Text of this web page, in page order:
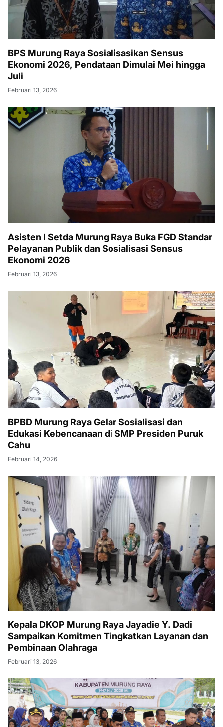
BPS Murung Raya Sosialisasikan Sensus
Ekonomi 2026, Pendataan Dimulai Mei hingga
Juli
Februari 13, 2026
Asisten I Setda Murung Raya Buka FGD Standar
Pelayanan Publik dan Sosialisasi Sensus
Ekonomi 2026
Februari 13, 2026
BPBD Murung Raya Gelar Sosialisasi dan
Edukasi Kebencanaan di SMP Presiden Puruk
Cahu
Februari 14, 2026
Kepala DKOP Murung Raya Jayadie Y. Dadi
Sampaikan Komitmen Tingkatkan Layanan dan
Pembinaan Olahraga
Februari 13, 2026